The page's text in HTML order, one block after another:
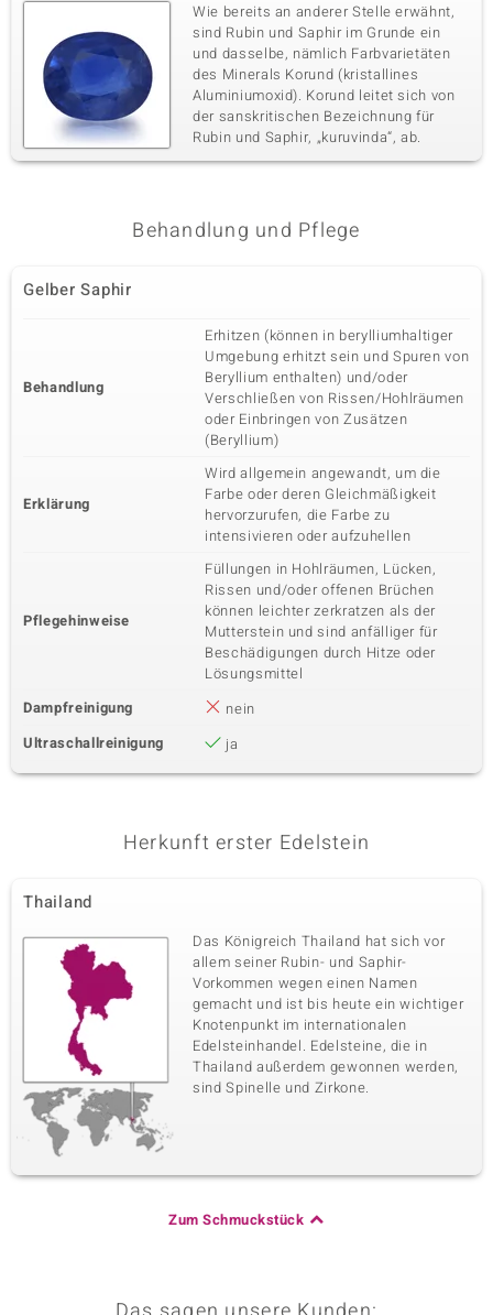
Wie bereits an anderer Stelle erwähnt,
sind Rubin und Saphir im Grunde ein
und dasselbe, nämlich Farbvarietäten
des Minerals Korund (kristallines
Aluminiumoxid). Korund leitet sich von
der sanskritischen Bezeichnung für
Rubin und Saphir, „kuruvinda“, ab.
Behandlung und Pflege
Gelber Saphir
Behandlung
Erhitzen (können in berylliumhaltiger
Umgebung erhitzt sein und Spuren von
Beryllium enthalten) und/oder
Verschließen von Rissen/Hohlräumen
oder Einbringen von Zusätzen
(Beryllium)
Erklärung
Wird allgemein angewandt, um die
Farbe oder deren Gleichmäßigkeit
hervorzurufen, die Farbe zu
intensivieren oder aufzuhellen
Pflegehinweise
Füllungen in Hohlräumen, Lücken,
Rissen und/oder offenen Brüchen
können leichter zerkratzen als der
Mutterstein und sind anfälliger für
Beschädigungen durch Hitze oder
Lösungsmittel
Dampfreinigung
nein
Ultraschallreinigung
ja
Herkunft erster Edelstein
Thailand
Das Königreich Thailand hat sich vor
allem seiner Rubin- und Saphir-
Vorkommen wegen einen Namen
gemacht und ist bis heute ein wichtiger
Knotenpunkt im internationalen
Edelsteinhandel. Edelsteine, die in
Thailand außerdem gewonnen werden,
sind Spinelle und Zirkone.
Zum Schmuckstück